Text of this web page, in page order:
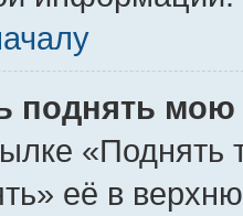
поднять мою
«Поднять
её в